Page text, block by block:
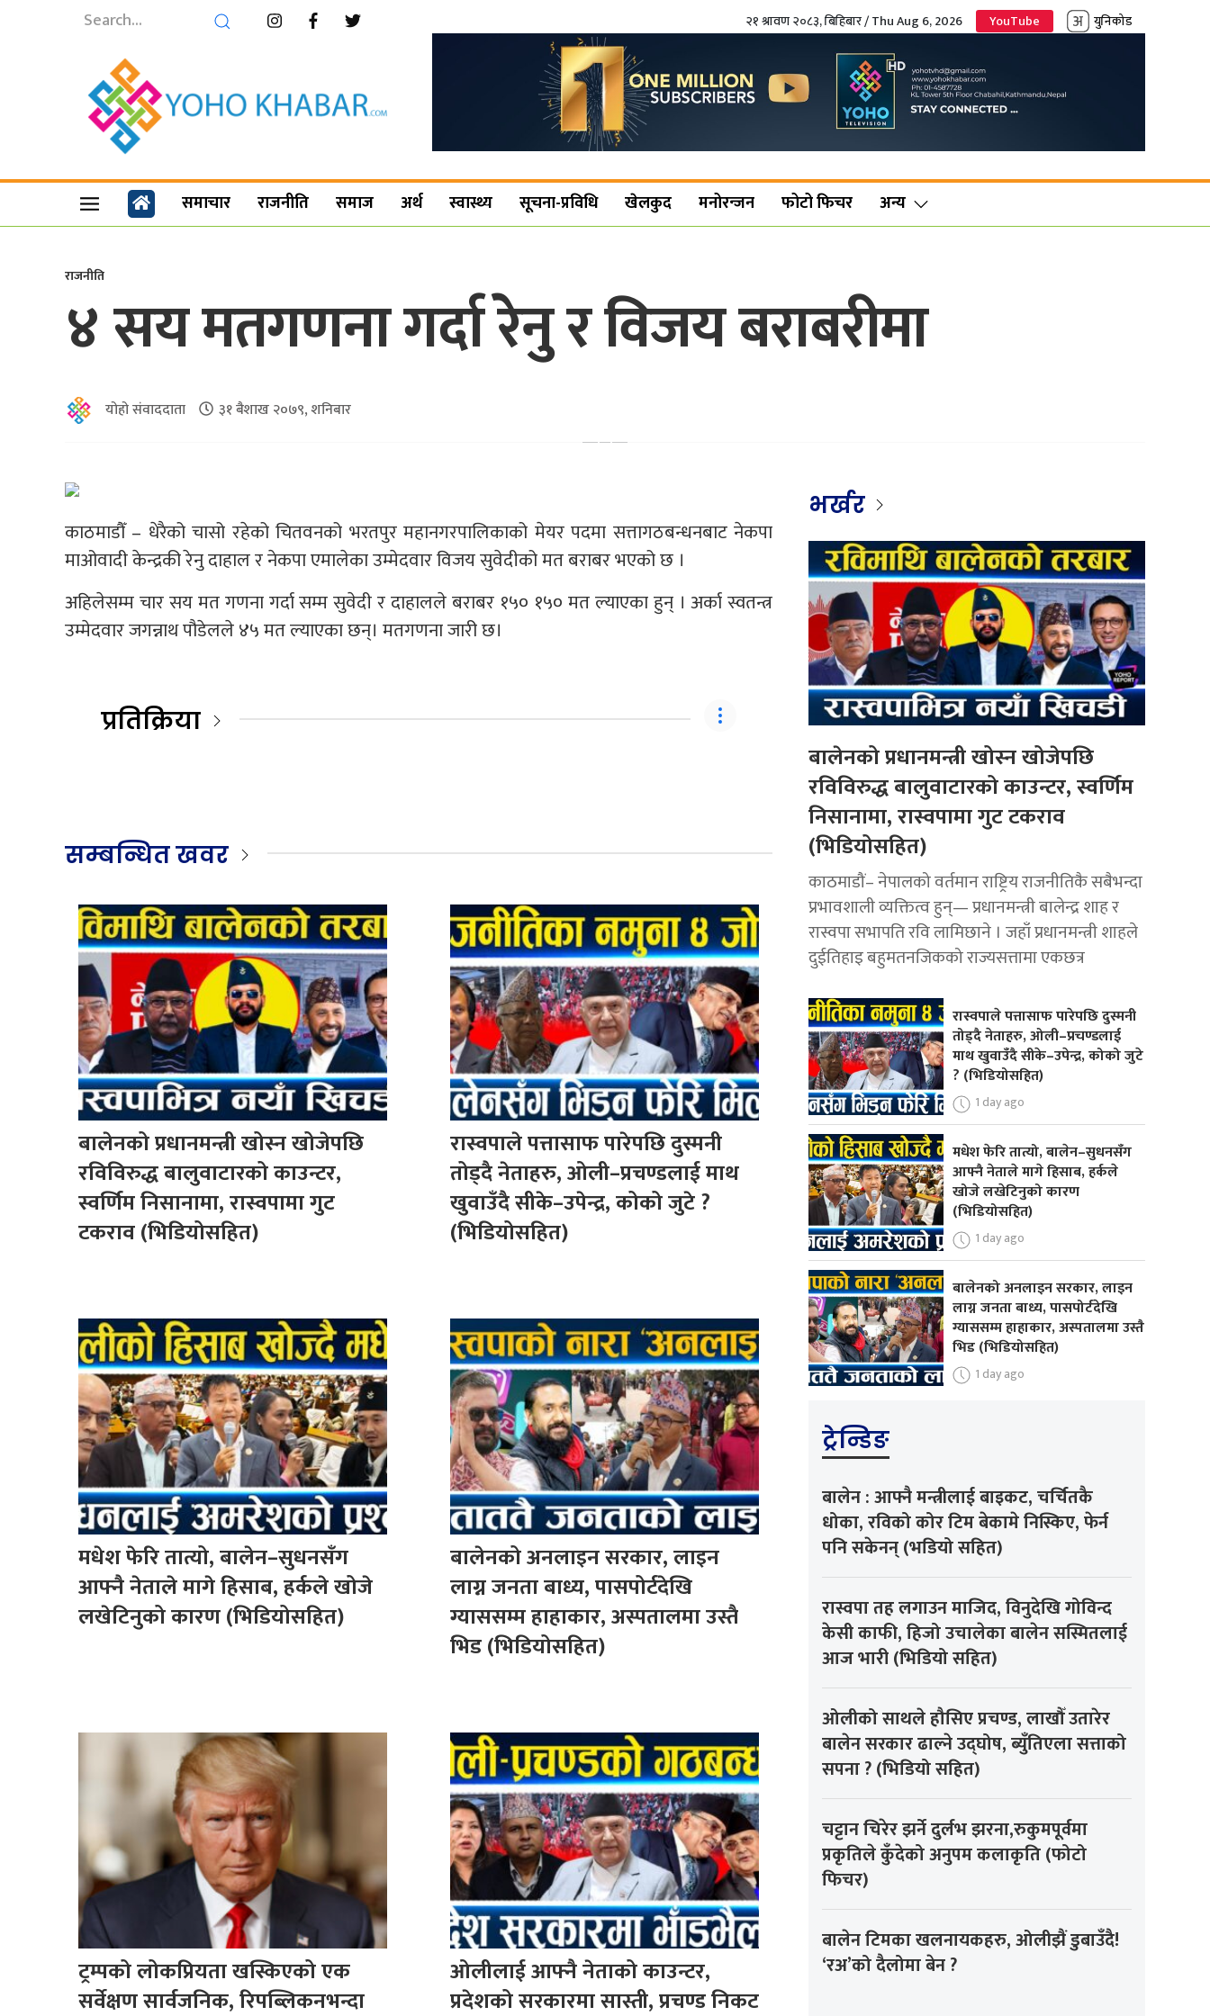
२१ श्रावण २०८३, बिहिबार / Thu Aug 6, 2026 YouTube युनिकोड
समाचार राजनीति समाज अर्थ स्वास्थ्य सूचना-प्रविधि खेलकुद मनोरन्जन फोटो फिचर अन्य
राजनीति
४ सय मतगणना गर्दा रेनु र विजय बराबरीमा
योहो संवाददाता ३१ बैशाख २०७९, शनिबार
काठमाडौँ – धेरैको चासो रहेको चितवनको भरतपुर महानगरपालिकाको मेयर पदमा सत्तागठबन्धनबाट नेकपा
माओवादी केन्द्रकी रेनु दाहाल र नेकपा एमालेका उम्मेदवार विजय सुवेदीको मत बराबर भएको छ ।
अहिलेसम्म चार सय मत गणना गर्दा सम्म सुवेदी र दाहालले बराबर १५० १५० मत ल्याएका हुन् । अर्का स्वतन्त्र
उम्मेदवार जगन्नाथ पौडेलले ४५ मत ल्याएका छन्। मतगणना जारी छ।
प्रतिक्रिया
सम्बन्धित खवर
बालेनको प्रधानमन्त्री खोस्न खोजेपछि
रविविरुद्ध बालुवाटारको काउन्टर,
स्वर्णिम निसानामा, रास्वपामा गुट
टकराव (भिडियोसहित)
रास्वपाले पत्तासाफ पारेपछि दुस्मनी
तोड्दै नेताहरु, ओली–प्रचण्डलाई माथ
खुवाउँदै सीके–उपेन्द्र, कोको जुटे ?
(भिडियोसहित)
मधेश फेरि तात्यो, बालेन–सुधनसँग
आफ्नै नेताले मागे हिसाब, हर्कले खोजे
लखेटिनुको कारण (भिडियोसहित)
बालेनको अनलाइन सरकार, लाइन
लाग्न जनता बाध्य, पासपोर्टदेखि
ग्याससम्म हाहाकार, अस्पतालमा उस्तै
भिड (भिडियोसहित)
ट्रम्पको लोकप्रियता खस्किएको एक
सर्वेक्षण सार्वजनिक, रिपब्लिकनभन्दा
ओलीलाई आफ्नै नेताको काउन्टर,
प्रदेशको सरकारमा सास्ती, प्रचण्ड निकट
भर्खर
बालेनको प्रधानमन्त्री खोस्न खोजेपछि
रविविरुद्ध बालुवाटारको काउन्टर, स्वर्णिम
निसानामा, रास्वपामा गुट टकराव
(भिडियोसहित)
काठमाडौं– नेपालको वर्तमान राष्ट्रिय राजनीतिकै सबैभन्दा
प्रभावशाली व्यक्तित्व हुन्— प्रधानमन्त्री बालेन्द्र शाह र
रास्वपा सभापति रवि लामिछाने । जहाँ प्रधानमन्त्री शाहले
दुईतिहाइ बहुमतनजिकको राज्यसत्तामा एकछत्र
रास्वपाले पत्तासाफ पारेपछि दुस्मनी
तोड्दै नेताहरु, ओली–प्रचण्डलाई
माथ खुवाउँदै सीके–उपेन्द्र, कोको जुटे
? (भिडियोसहित)
1 day ago
मधेश फेरि तात्यो, बालेन–सुधनसँग
आफ्नै नेताले मागे हिसाब, हर्कले
खोजे लखेटिनुको कारण
(भिडियोसहित)
1 day ago
बालेनको अनलाइन सरकार, लाइन
लाग्न जनता बाध्य, पासपोर्टदेखि
ग्याससम्म हाहाकार, अस्पतालमा उस्तै
भिड (भिडियोसहित)
1 day ago
ट्रेन्डिङ
बालेन : आफ्नै मन्त्रीलाई बाइकट, चर्चितकै
धोका, रविको कोर टिम बेकामे निस्किए, फेर्न
पनि सकेनन् (भडियो सहित)
रास्वपा तह लगाउन माजिद, विनुदेखि गोविन्द
केसी काफी, हिजो उचालेका बालेन सस्मितलाई
आज भारी (भिडियो सहित)
ओलीको साथले हौसिए प्रचण्ड, लाखौँ उतारेर
बालेन सरकार ढाल्ने उद्घोष, ब्युँतिएला सत्ताको
सपना ? (भिडियो सहित)
चट्टान चिरेर झर्ने दुर्लभ झरना,रुकुमपूर्वमा
प्रकृतिले कुँदेको अनुपम कलाकृति (फोटो
फिचर)
बालेन टिमका खलनायकहरु, ओलीझैं डुबाउँदै!
‘रअ’को दैलोमा बेन ?